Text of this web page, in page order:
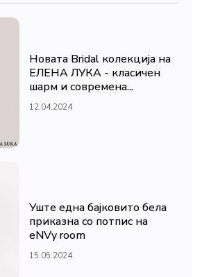
Новата Bridal колекција на
ЕЛЕНА ЛУКА - класичен
шарм и современа...
12.04.2024
Уште една бајковито бела
приказна со потпис на
eNVy room
15.05.2024